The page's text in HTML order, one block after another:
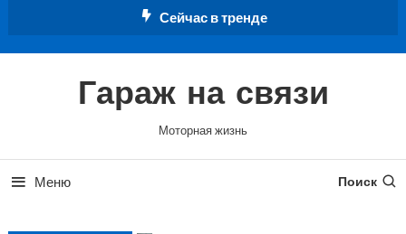
Сейчас в тренде
Гараж на связи
Моторная жизнь
Меню Поиск